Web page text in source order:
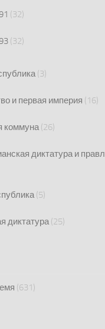
(32)
(32)
(3)
и первая империя (16)
коммуна(26)
диктатура и
(5)
диктатура(25)
(631)